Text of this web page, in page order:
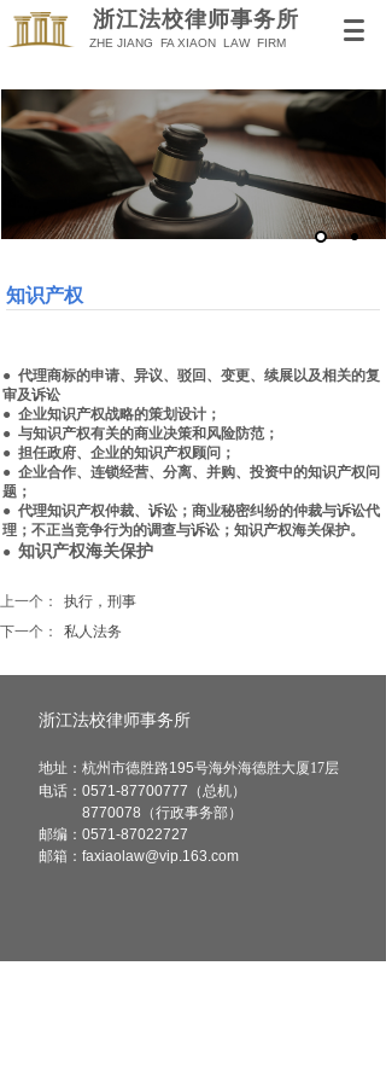
ZHE JIANG FA XIAON LAW FIRM
浙江法校律师事务所
知识产权
● 代理商标的申请、异议、驳回、变更、续展以及相关的复
审及诉讼
● 企业知识产权战略的策划设计；
● 与知识产权有关的商业决策和风险防范；
● 担任政府、企业的知识产权顾问；
● 企业合作、连锁经营、分离、并购、投资中的知识产权问
题；
● 代理知识产权仲裁、诉讼；商业秘密纠纷的仲裁与诉讼代
理；不正当竞争行为的调查与诉讼；知识产权海关保护。
● 知识产权海关保护
上一个：
执行，刑事
下一个：
私人法务
浙江法校律师事务所
地址：杭州市德胜路195号海外海德胜大厦17层
电话：0571-87700777（总机）
8770078（行政事务部）
邮编： 0571-87022727
邮箱：faxiaolaw@vip.163.com